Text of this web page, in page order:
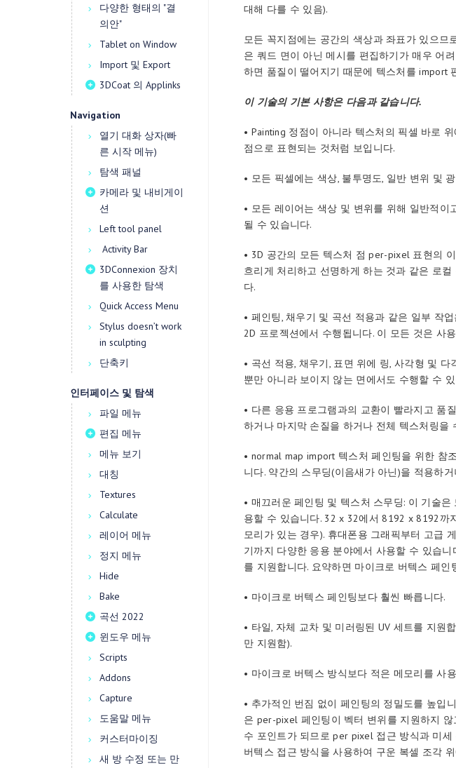
다양한 형태의 "결
의안"
Tablet on Window
Import 및 Export
3DCoat 의 Applinks
Navigation
열기 대화 상자(빠
른 시작 메뉴)
탐색 패널
카메라 및 내비게이
션
Left tool panel
Activity Bar
3DConnexion 장치
를 사용한 탐색
Quick Access Menu
Stylus doesn’t work
in sculpting
단축키
인터페이스 및 탐색
파일 메뉴
편집 메뉴
메뉴 보기
대칭
Textures
Calculate
레이어 메뉴
정지 메뉴
Hide
Bake
곡선 2022
윈도우 메뉴
Scripts
Addons
Capture
도움말 메뉴
커스터마이징
새 방 수정 또는 만
대해 다를 수 있음).
모든 꼭지점에는 공간의 색상과 좌표가 있으므
은 쿼드 면이 아닌 메시를 편집하기가 매우 어
하면 품질이 떨어지기 때문에 텍스처를 import
이 기술의 기본 사항은 다음과 같습니다.
• Painting 정점이 아니라 텍스처의 픽셀 바로
점으로 표현되는 것처럼 보입니다.
• 모든 픽셀에는 색상, 불투명도, 일반 변위 및
• 모든 레이어는 색상 및 변위를 위해 일반적
될 수 있습니다.
• 3D 공간의 모든 텍스처 점 per-pixel 표현의
흐리게 처리하고 선명하게 하는 것과 같은 로
다.
• 페인팅, 채우기 및 곡선 적용과 같은 일부 작
2D 프로젝션에서 수행됩니다. 이 모든 것은 사
• 곡선 적용, 채우기, 표면 위에 링, 사각형 및
뿐만 아니라 보이지 않는 면에서도 수행할 수
• 다른 응용 프로그램과의 교환이 빨라지고 품
하거나 마지막 손질을 하거나 전체 텍스처링을
• normal map import 텍스처 페인팅을 위한 참
니다. 약간의 스무딩(이음새가 아닌)을 적용하
• 매끄러운 페인팅 및 텍스처 스무딩: 이 기술
용할 수 있습니다. 32 x 32에서 8192 x 8192까
모리가 있는 경우). 휴대폰용 그래픽부터 고급
기까지 다양한 응용 분야에서 사용할 수 있습
를 지원합니다. 요약하면 마이크로 버텍스 페
• 마이크로 버텍스 페인팅보다 훨씬 빠릅니다.
• 타일, 자체 교차 및 미러링된 UV 세트를 지원
만 지원함).
• 마이크로 버텍스 방식보다 적은 메모리를 사
• 추가적인 번짐 없이 페인팅의 정밀도를 높입
은 per-pixel 페인팅이 벡터 변위를 지원하지
수 포인트가 되므로 per pixel 접근 방식과 미
버텍스 접근 방식을 사용하여 구운 복셀 조각